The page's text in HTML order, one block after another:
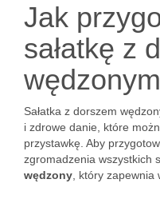
Jak
sałatkę z
Sałatka z dorszem
i zdrowe danie, które
przystawkę. Aby
zgromadzenia wszystkich
wędzony , który